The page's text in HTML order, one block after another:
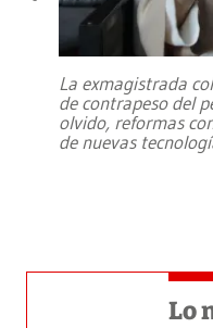
La exmagistrada
de contrapeso del
olvido, reformas
de nuevas
Lo